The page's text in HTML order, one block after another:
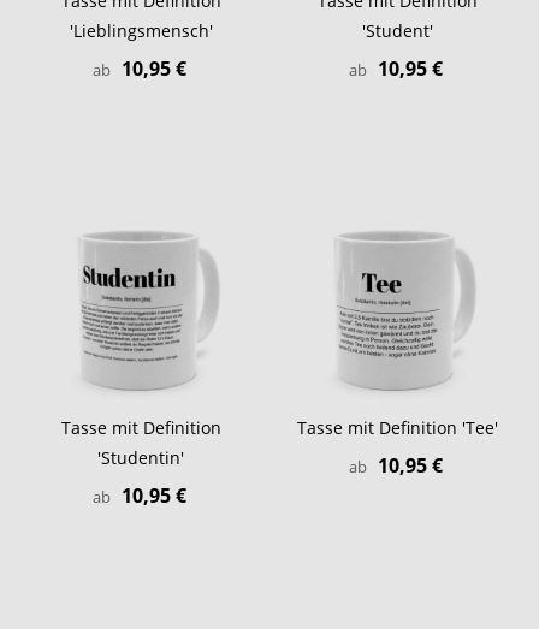
'Lieblingsmensch'
ab 10,95 €
'Student'
ab 10,95 €
Tasse mit Definition
'Studentin'
ab 10,95 €
Tasse mit Definition 'Tee'
ab 10,95 €